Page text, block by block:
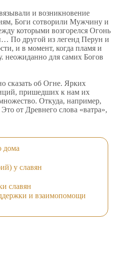
и возникновение
Боги сотворили Мужчину и
которыми возгорелся Огонь
По другой из легенд Перун и
и в момент, когда пламя и
неожиданно для самих Богов
сказать об Огне. Ярких
пришедших к нам их
Откуда, например,
от Древнего слова «ватра»,
дома
у славян
славян
и взаимопомощи